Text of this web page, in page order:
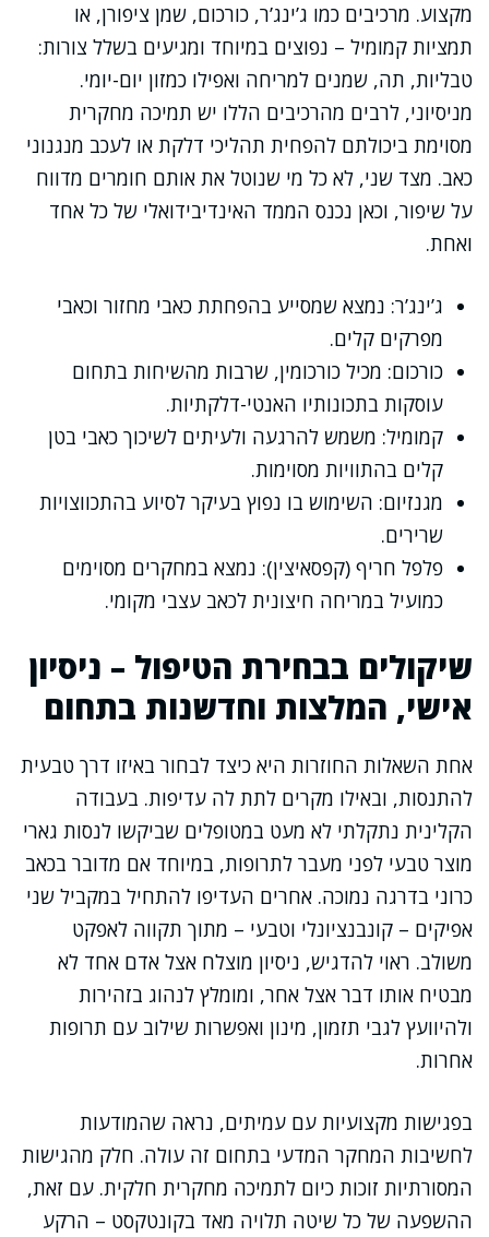
מקצוע. מרכיבים כמו ג’ינג’ר, כורכום, שמן ציפורן, או
תמציות קמומיל – נפוצים במיוחד ומגיעים בשלל צורות:
טבליות, תה, שמנים למריחה ואפילו כמזון יום-יומי.
מניסיוני, לרבים מהרכיבים הללו יש תמיכה מחקרית
מסוימת ביכולתם להפחית תהליכי דלקת או לעכב מנגנוני
כאב. מצד שני, לא כל מי שנוטל את אותם חומרים מדווח
על שיפור, וכאן נכנס הממד האינדיבידואלי של כל אחד
ואחת.
ג’ינג’ר: נמצא שמסייע בהפחתת כאבי מחזור וכאבי
מפרקים קלים.
כורכום: מכיל כורכומין, שרבות מהשיחות בתחום
עוסקות בתכונותיו האנטי-דלקתיות.
קמומיל: משמש להרגעה ולעיתים לשיכוך כאבי בטן
קלים בהתוויות מסוימות.
מגנזיום: השימוש בו נפוץ בעיקר לסיוע בהתכווצויות
שרירים.
פלפל חריף (קפסאיצין): נמצא במחקרים מסוימים
כמועיל במריחה חיצונית לכאב עצבי מקומי.
שיקולים בבחירת הטיפול – ניסיון
אישי, המלצות וחדשנות בתחום
אחת השאלות החוזרות היא כיצד לבחור באיזו דרך טבעית
להתנסות, ובאילו מקרים לתת לה עדיפות. בעבודה
הקלינית נתקלתי לא מעט במטופלים שביקשו לנסות גארי
מוצר טבעי לפני מעבר לתרופות, במיוחד אם מדובר בכאב
כרוני בדרגה נמוכה. אחרים העדיפו להתחיל במקביל שני
אפיקים – קונבנציונלי וטבעי – מתוך תקווה לאפקט
משולב. ראוי להדגיש, ניסיון מוצלח אצל אדם אחד לא
מבטיח אותו דבר אצל אחר, ומומלץ לנהוג בזהירות
ולהיוועץ לגבי תזמון, מינון ואפשרות שילוב עם תרופות
אחרות.
בפגישות מקצועיות עם עמיתים, נראה שהמודעות
לחשיבות המחקר המדעי בתחום זה עולה. חלק מהגישות
המסורתיות זוכות כיום לתמיכה מחקרית חלקית. עם זאת,
ההשפעה של כל שיטה תלויה מאד בקונטקסט – הרקע